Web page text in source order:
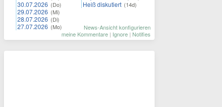
30.07.2026 (Do)
29.07.2026 (Mi)
28.07.2026 (Di)
27.07.2026 (Mo)
Heiß diskutiert (14d)
News-Ansicht konfigurieren
meine Kommentare | Ignore | Notifies